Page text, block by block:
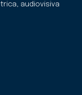
audiovisiva